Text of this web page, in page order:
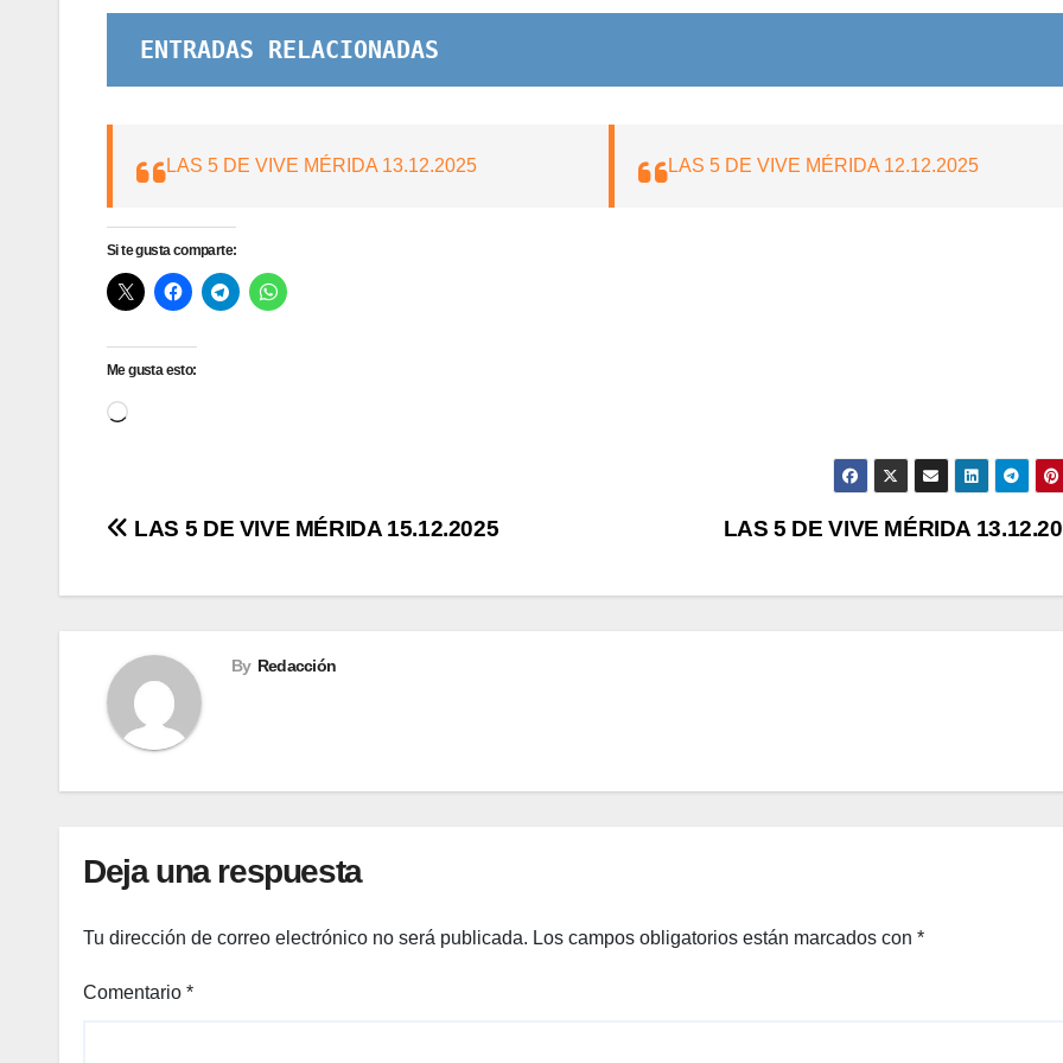
ENTRADAS RELACIONADAS
LAS 5 DE VIVE MÉRIDA 13.12.2025 LAS 5 DE VIVE MÉRIDA 12.12.2025
Si te gusta comparte:
Me gusta esto:
Cargando...
Navegación
de
LAS 5 DE VIVE MÉRIDA
LAS 5 DE VIVE MÉRIDA 15.12.2025
By Redacción
Deja una respuesta
Tu dirección de correo electrónico no será publicada. Los campos obligatorios están marcados con *
Comentario *